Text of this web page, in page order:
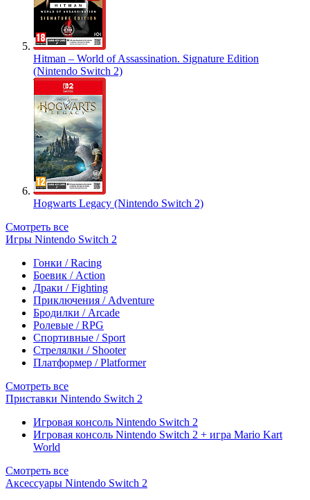
Hitman – World of Assassination. Signature Edition
(Nintendo Switch 2)
Hogwarts Legacy (Nintendo Switch 2)
Смотреть все
Игры Nintendo Switch 2
Гонки / Racing
Боевик / Action
Драки / Fighting
Приключения / Adventure
Бродилки / Arcade
Ролевые / RPG
Спортивные / Sport
Стрелялки / Shooter
Платформер / Platformer
Смотреть все
Приставки Nintendo Switch 2
Игровая консоль Nintendo Switch 2
Игровая консоль Nintendo Switch 2 + игра Mario Kart
World
Смотреть все
Аксессуары Nintendo Switch 2